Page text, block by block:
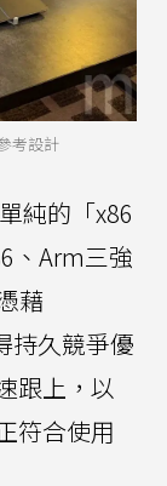
考設計
純的「x86
、Arm三強
藉
持久競爭優
跟上，以
符合使用